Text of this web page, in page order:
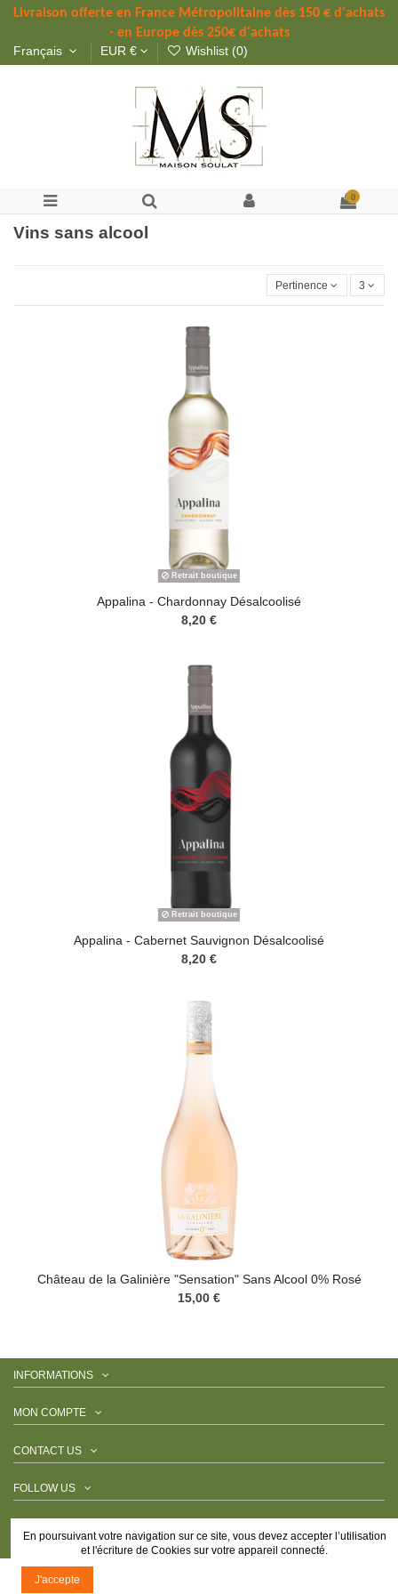
Livraison offerte en France Métropolitaine dès 150 € d'achats
- en Europe dès 250€ d'achats
Français EUR € Wishlist (0)
0
Vins sans alcool
Pertinence 3
Retrait boutique
Appalina - Chardonnay Désalcoolisé
8,20 €
Retrait boutique
Appalina - Cabernet Sauvignon Désalcoolisé
8,20 €
Château de la Galinière "Sensation" Sans Alcool 0% Rosé
15,00 €
INFORMATIONS
MON COMPTE
CONTACT US
FOLLOW US
En poursuivant votre navigation sur ce site, vous devez accepter l’utilisation
et l'écriture de Cookies sur votre appareil connecté.
J'accepte